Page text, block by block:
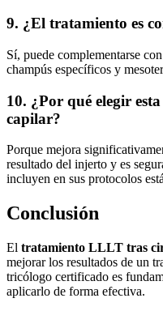
9. ¿El tratamiento es
Sí, puede complementarse
champús específicos y
10. ¿Por qué elegir
capilar?
Porque mejora
resultado del injerto y es
incluyen en sus protocolos
Conclusión
El tratamiento LLLT tras
mejorar los resultados de un
tricólogo certificado es
aplicarlo de forma efectiva.